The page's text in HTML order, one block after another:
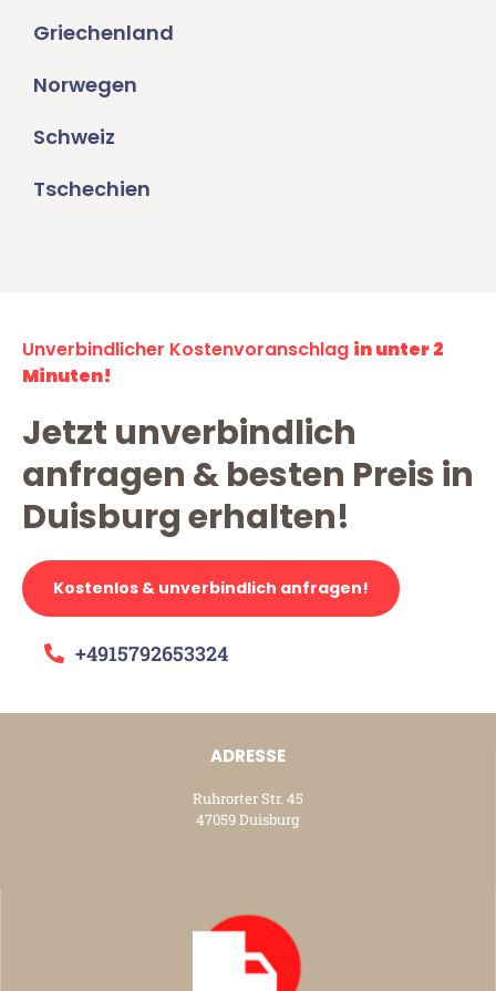
Griechenland
Norwegen
Schweiz
Tschechien
Unverbindlicher Kostenvoranschlag in unter 2
Minuten!
Jetzt unverbindlich
anfragen & besten Preis in
Duisburg erhalten!
Kostenlos & unverbindlich anfragen!
+4915792653324
ADRESSE
Ruhrorter Str. 45
47059 Duisburg